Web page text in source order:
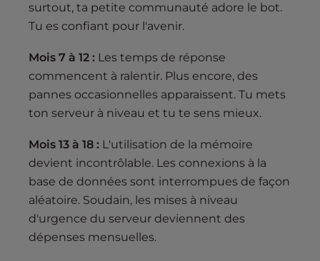
surtout, ta petite communauté adore le bot.
Tu es confiant pour l'avenir.
Mois 7 à 12 : Les temps de réponse
commencent à ralentir. Plus encore, des
pannes occasionnelles apparaissent. Tu mets
ton serveur à niveau et tu te sens mieux.
Mois 13 à 18 : L'utilisation de la mémoire
devient incontrôlable. Les connexions à la
base de données sont interrompues de façon
aléatoire. Soudain, les mises à niveau
d'urgence du serveur deviennent des
dépenses mensuelles.